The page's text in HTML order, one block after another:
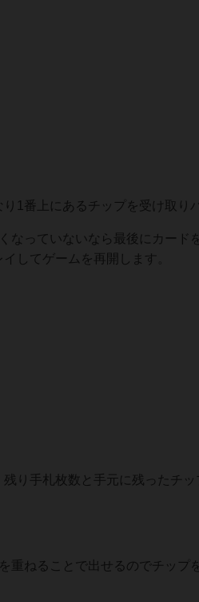
1番上にあるチップを受け取り
なっていないなら最後にカード
してゲームを再開します。
り手札枚数と手元に残ったチッ
重ねることで出せるのでチップ